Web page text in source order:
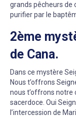
grands pêcheurs de
purifier par le
2ème
de Cana.
Dans ce mystère
Nous t’offrons
nous t’offrons notre
sacerdoce. Oui
l’intercession de